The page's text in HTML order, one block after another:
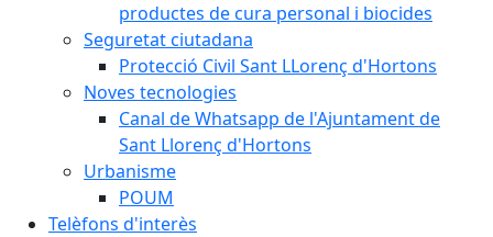
productes de cura personal i biocides
Seguretat ciutadana
Protecció Civil Sant LLorenç d'Hortons
Noves tecnologies
Canal de Whatsapp de l'Ajuntament de
Sant Llorenç d'Hortons
Urbanisme
POUM
Telèfons d'interès